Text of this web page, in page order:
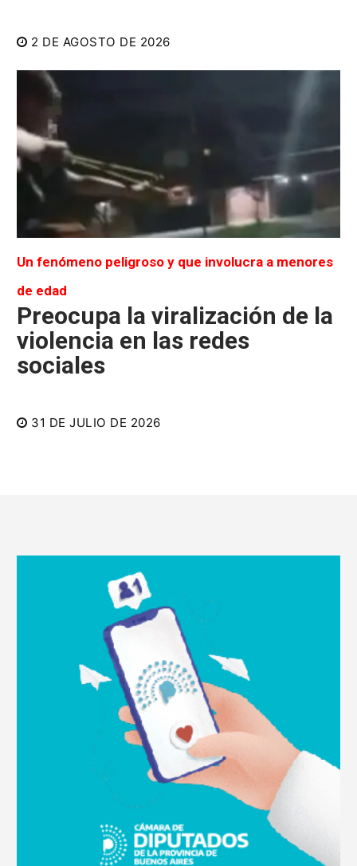
2 DE AGOSTO DE 2026
Un fenómeno peligroso y que involucra a menores
de edad
Preocupa la viralización de la
violencia en las redes
sociales
31 DE JULIO DE 2026